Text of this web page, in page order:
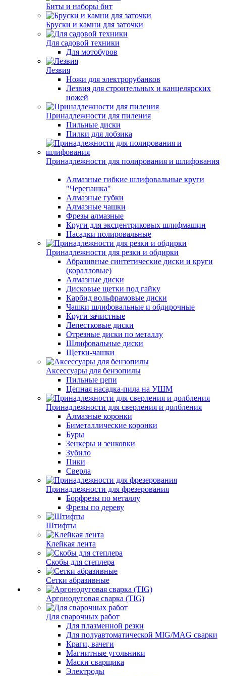
Биты и наборы бит
Бруски и камни для заточки
Для садовой техники
Для мотобуров
Лезвия
Ножи для электрорубанков
Лезвия для строительных и канцелярских
ножей
Принадлежности для пиления
Пильные диски
Пилки для лобзика
Принадлежности для полирования и шлифования
Алмазные гибкие шлифовальные круги
"Черепашка"
Алмазные губки
Алмазные чашки
Фрезы алмазные
Круги для эксцентриковых шлифмашин
Насадки полировальные
Принадлежности для резки и обдирки
Абразивные синтетические диски и круги
(коралловые)
Алмазные диски
Дисковые щетки под гайку
Карбид вольфрамовые диски
Чашки шлифовальные и обдирочные
Круги зачистные
Лепестковые диски
Отрезные диски по металлу
Шлифовальные диски
Щетки-чашки
Аксессуары для бензопилы
Пильные цепи
Цепная насадка-пила на УШМ
Принадлежности для сверления и долбления
Алмазные коронки
Биметаллические коронки
Буры
Зенкеры и зенковки
Зубило
Пики
Сверла
Принадлежности для фрезерования
Борфрезы по металлу
Фрезы по дереву
Штифты
Клейкая лента
Скобы для степлера
Сетки абразивные
Аргонодуговая сварка (TIG)
Для сварочных работ
Для плазменной резки
Для полуавтоматической MIG/MAG сварки
Краги, вачеги
Магнитные угольники
Маски сварщика
Электроды